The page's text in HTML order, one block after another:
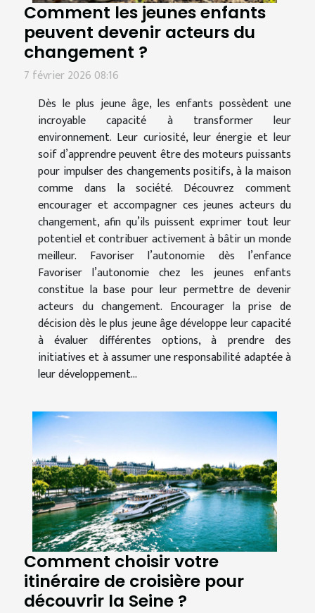
Comment les jeunes enfants
peuvent devenir acteurs du
changement ?
7 février 2026 08:16
Dès le plus jeune âge, les enfants possèdent une
incroyable capacité à transformer leur
environnement. Leur curiosité, leur énergie et leur
soif d’apprendre peuvent être des moteurs puissants
pour impulser des changements positifs, à la maison
comme dans la société. Découvrez comment
encourager et accompagner ces jeunes acteurs du
changement, afin qu’ils puissent exprimer tout leur
potentiel et contribuer activement à bâtir un monde
meilleur. Favoriser l’autonomie dès l’enfance
Favoriser l’autonomie chez les jeunes enfants
constitue la base pour leur permettre de devenir
acteurs du changement. Encourager la prise de
décision dès le plus jeune âge développe leur capacité
à évaluer différentes options, à prendre des
initiatives et à assumer une responsabilité adaptée à
leur développement...
Comment choisir votre
itinéraire de croisière pour
découvrir la Seine ?